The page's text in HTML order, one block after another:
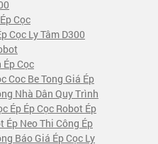
Cọc
Cọc Ly Tâm D300
Cọc
Coc Be Tong Giá Ép
Nhà Dân Quy Trình
Ép Ép Cọc Robot Ép
Ép Neo Thi Công Ép
Báo Giá Ép Cọc Ly